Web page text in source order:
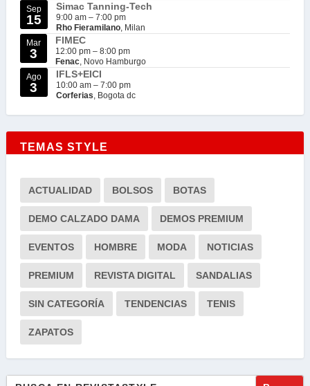
Sep
15
Simac Tanning-Tech
9:00 am – 7:00 pm
Rho Fieramilano, Milan
Mar
3
FIMEC
12:00 pm – 8:00 pm
Fenac, Novo Hamburgo
Ago
3
IFLS+EICI
10:00 am – 7:00 pm
Corferias, Bogota dc
TEMAS STYLE
ACTUALIDAD BOLSOS BOTAS
DEMO CALZADO DAMA DEMOS PREMIUM
EVENTOS HOMBRE MODA NOTICIAS
PREMIUM REVISTA DIGITAL SANDALIAS
SIN CATEGORÍA TENDENCIAS TENIS
ZAPATOS
Buscar: